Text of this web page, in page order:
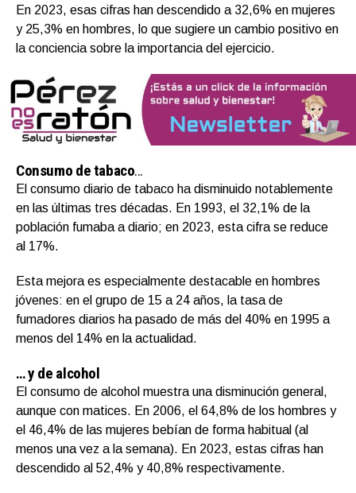
En 2023, esas cifras han descendido a 32,6% en mujeres
y 25,3% en hombres, lo que sugiere un cambio positivo en
la conciencia sobre la importancia del ejercicio.
Consumo de tabaco…
El consumo diario de tabaco ha disminuido notablemente
en las últimas tres décadas. En 1993, el 32,1% de la
población fumaba a diario; en 2023, esta cifra se reduce
al 17%.
Esta mejora es especialmente destacable en hombres
jóvenes: en el grupo de 15 a 24 años, la tasa de
fumadores diarios ha pasado de más del 40% en 1995 a
menos del 14% en la actualidad.
… y de alcohol
El consumo de alcohol muestra una disminución general,
aunque con matices. En 2006, el 64,8% de los hombres y
el 46,4% de las mujeres bebían de forma habitual (al
menos una vez a la semana). En 2023, estas cifras han
descendido al 52,4% y 40,8% respectivamente.